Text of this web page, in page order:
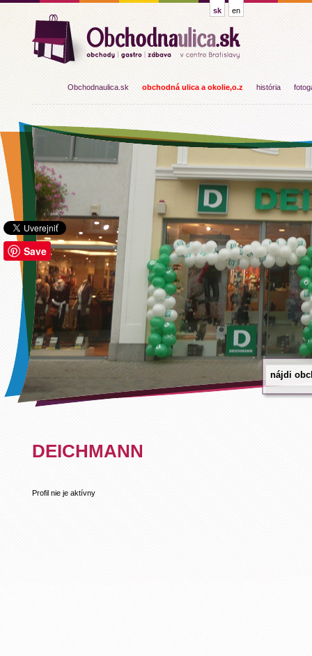
Save
sk en
Obchodnaulica.sk obchodná ulica a okolie,o.z história
DEICHMANN
Profil nie je aktívny